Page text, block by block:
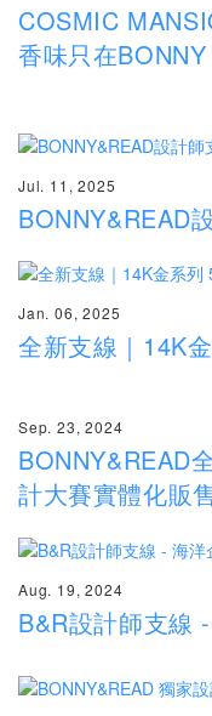
COSMIC
香味只在
Jul. 11, 2025
BONNY&READ
Jan. 06, 2025
全新支線｜14K
Sep. 23, 2024
BONNY&READ
計大賽實體化販
Aug. 19, 2024
B&R設計師支線